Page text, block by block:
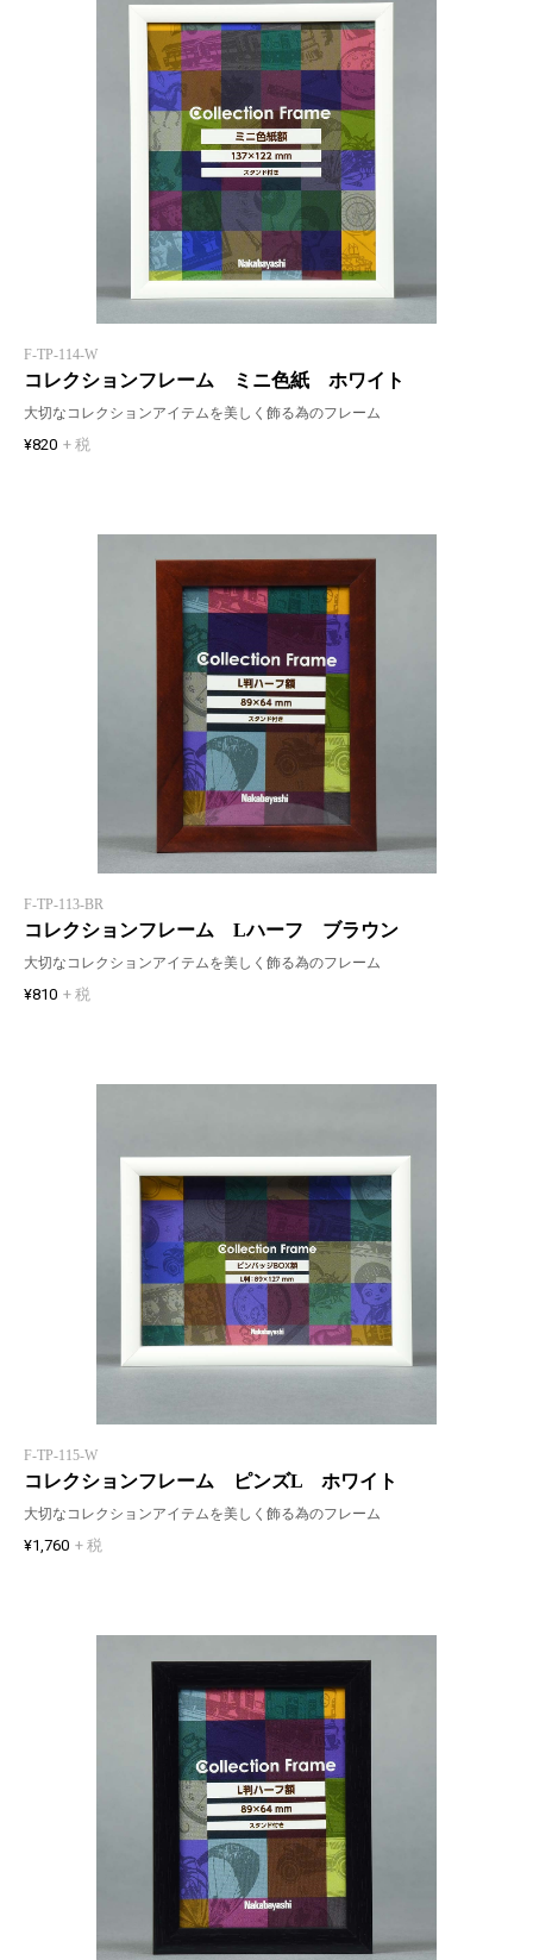
F-TP-114-W
コレクションフレーム ミニ色紙 ホワイト
大切なコレクションアイテムを美しく飾る為のフレーム
¥820 + 税
F-TP-113-BR
コレクションフレーム Lハーフ ブラウン
大切なコレクションアイテムを美しく飾る為のフレーム
¥810 + 税
F-TP-115-W
コレクションフレーム ピンズL ホワイト
大切なコレクションアイテムを美しく飾る為のフレーム
¥1,760 + 税